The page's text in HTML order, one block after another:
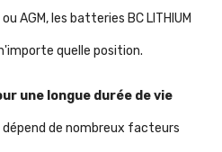
AGM, les batteries BC LITHIUM
quelle position.
une longue durée de vie
de nombreux facteurs